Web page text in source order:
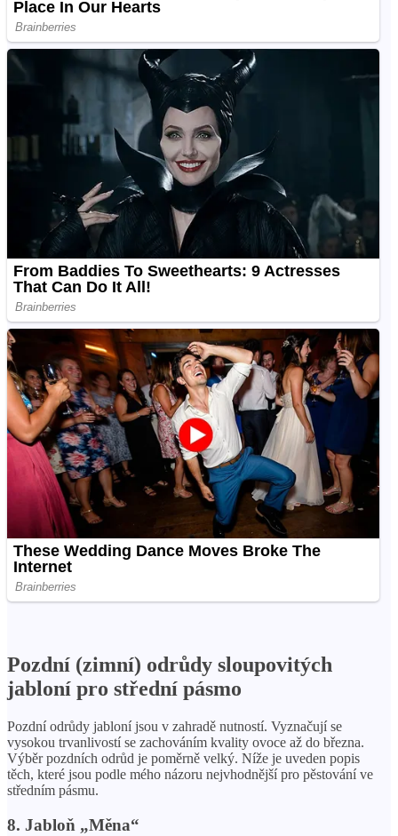
Pozdní (zimní) odrůdy sloupovitých
jabloní pro střední pásmo
Pozdní odrůdy jabloní jsou v zahradě nutností. Vyznačují se
vysokou trvanlivostí se zachováním kvality ovoce až do března.
Výběr pozdních odrůd je poměrně velký. Níže je uveden popis
těch, které jsou podle mého názoru nejvhodnější pro pěstování ve
středním pásmu.
8. Jabloň „Měna“